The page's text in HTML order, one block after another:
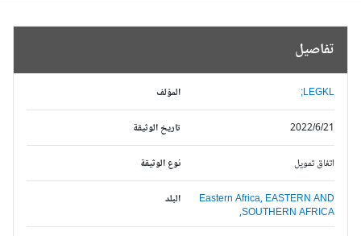
تفاصيل
المؤلف LEGKL;
تاريخ الوثيقة 2022/6/21
نوع الوثيقة اتفاق تمويل
البلد Eastern Africa,EASTERN AND
SOUTHERN AFRICA,